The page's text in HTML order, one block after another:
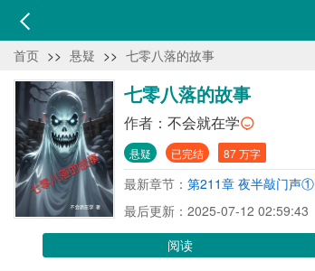
首页 >> 悬疑 >> 七零八落的故事
七零八落的故事
作者： 不会就在学
悬疑 已完结 87 万字
最新章节： 第211章 夜半敲门声①
最后更新：2025-07-12 02:59:43
阅读